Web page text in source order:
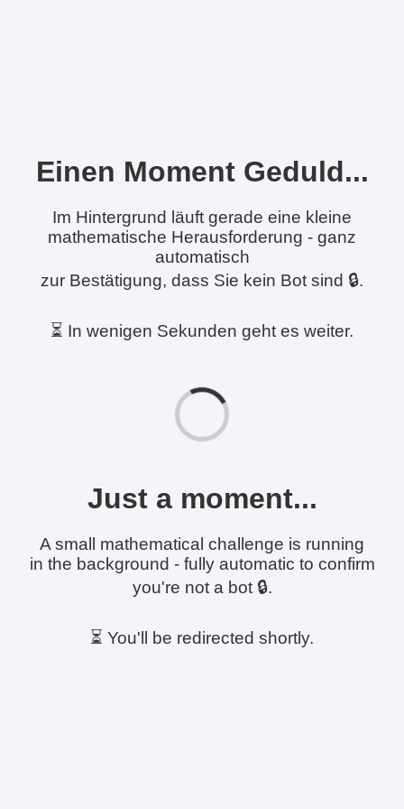
Einen Moment Geduld...
Im Hintergrund läuft gerade eine kleine
mathematische Herausforderung - ganz
automatisch
zur Bestätigung, dass Sie kein Bot sind 🔒.
⏳ In wenigen Sekunden geht es weiter.
Just a moment...
A small mathematical challenge is running
in the background - fully automatic to confirm
you're not a bot 🔒.
⏳ You'll be redirected shortly.